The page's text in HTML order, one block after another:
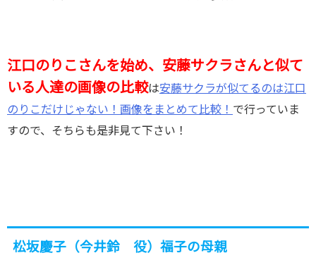
江口のりこさんを始め、安藤サクラさんと似て
いる人達の画像の比較は安藤サクラが似てるのは江口
のりこだけじゃない！画像をまとめて比較！ で行っていま
すので、そちらも是非見て下さい！
松坂慶子（今井鈴 役）福子の母親